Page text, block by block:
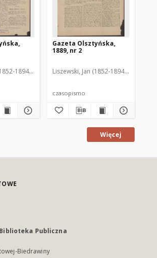
1894). Red.
Gazeta Olsztyńska,
1889, nr 2
Liszewski, Jan (1852-1894). Red.
czasopismo
Więcej
Publiczna
Biedrawiny